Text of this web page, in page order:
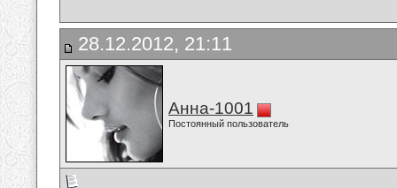
28.12.2012, 21:11
Анна-1001
Постоянный пользователь